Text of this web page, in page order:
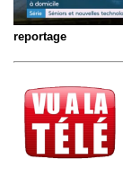
reportage